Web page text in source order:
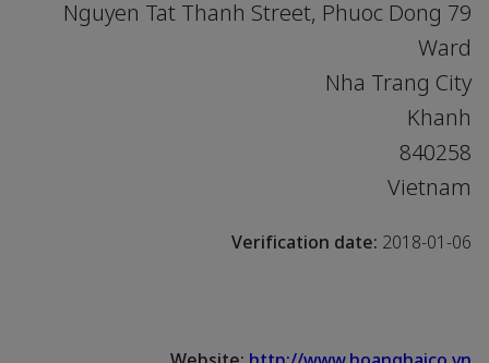
79 Nguyen Tat Thanh Street, Phuoc Dong
Ward
Nha Trang City
Khanh
840258
Vietnam
Verification date:2018-01-06